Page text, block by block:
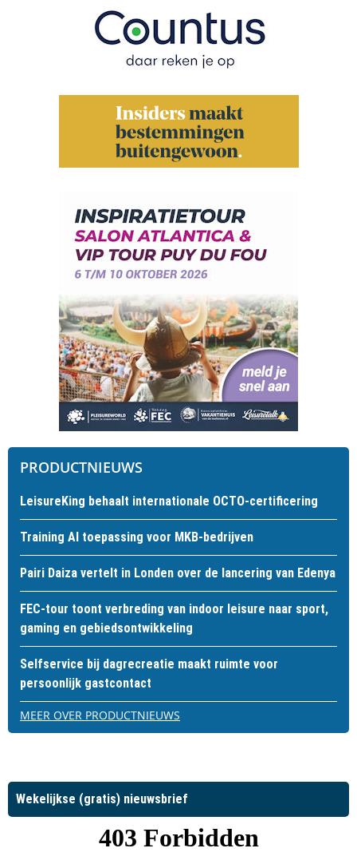
PRODUCTNIEUWS
LeisureKing behaalt internationale OCTO-certificering
Training AI toepassing voor MKB-bedrijven
Pairi Daiza vertelt in Londen over de lancering van Edenya
FEC-tour toont verbreding van indoor leisure naar sport,
gaming en gebiedsontwikkeling
Selfservice bij dagrecreatie maakt ruimte voor
persoonlijk gastcontact
MEER OVER PRODUCTNIEUWS
Wekelijkse (gratis) nieuwsbrief